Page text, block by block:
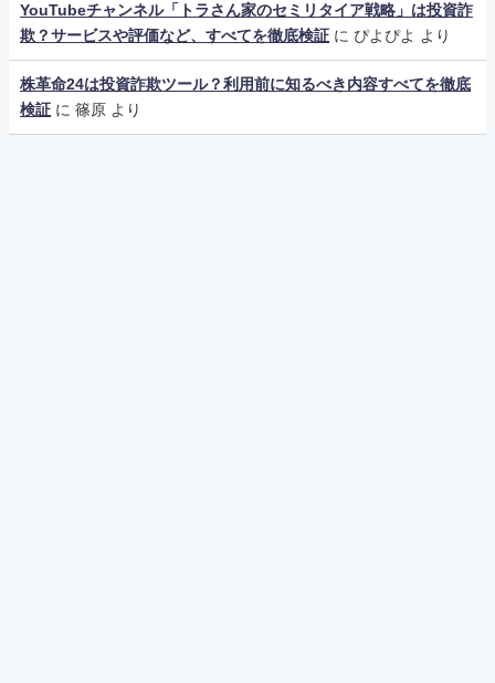
YouTubeチャンネル「トラさん家のセミリタイア戦略」は投資詐
欺？サービスや評価など、すべてを徹底検証 に ぴよぴよ より
株革命24は投資詐欺ツール？利用前に知るべき内容すべてを徹底
検証 に 篠原 より